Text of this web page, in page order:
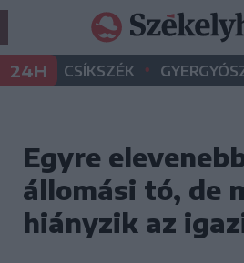
24H CSÍKSZÉK •
Egyre
állomási tó, de
hiányzik az